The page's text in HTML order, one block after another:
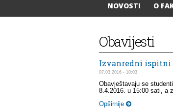
NOVOSTI O
Vi ste ovdje
Obavijesti
Izvanredni ispitni
07.03.2016 - 10:03
Obavještavaju se
8.4.2016. u 15:00 sati, a
Opširnije